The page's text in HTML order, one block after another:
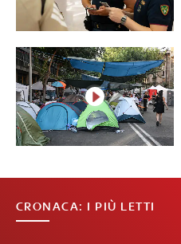
CRONACA: I PIÙ LETTI